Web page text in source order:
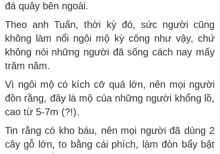
đá quây bên ngoài.
Theo anh Tuấn, thời kỳ đó, sức người cũng
không làm nổi ngôi mộ kỳ công như vậy, chứ
không nói những người đã sống cách nay mấy
trăm năm.
Vì ngôi mộ có kích cỡ quá lớn, nên mọi người
đồn rằng, đây là mộ của những người khổng lồ,
cao từ 5-7m (?!).
Tin rằng có kho báu, nên mọi người đã dùng 2
cây gỗ lớn, to bằng cái phích, làm đòn bẩy bật